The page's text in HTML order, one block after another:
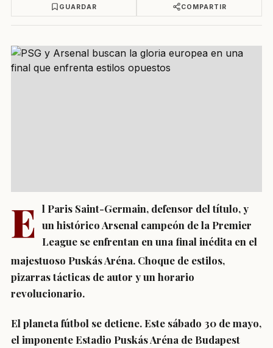
GUARDAR COMPARTIR
E l Paris Saint-Germain, defensor del título, y
un histórico Arsenal campeón de la Premier
League se enfrentan en una final inédita en el
majestuoso Puskás Aréna. Choque de estilos,
pizarras tácticas de autor y un horario
revolucionario.
El planeta fútbol se detiene. Este sábado 30 de mayo,
el imponente Estadio Puskás Aréna de Budapest